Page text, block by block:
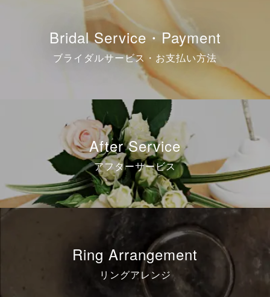
Bridal Service・Payment
ブライダルサービス・お支払い方法
After Service
アフターサービス
Ring Arrangement
リングアレンジ